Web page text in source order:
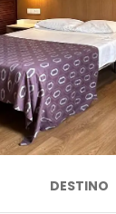
DESTINO